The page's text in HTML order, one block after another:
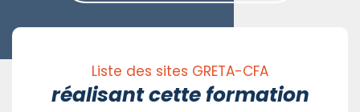
Liste des sites GRETA-CFA
réalisant cette formation